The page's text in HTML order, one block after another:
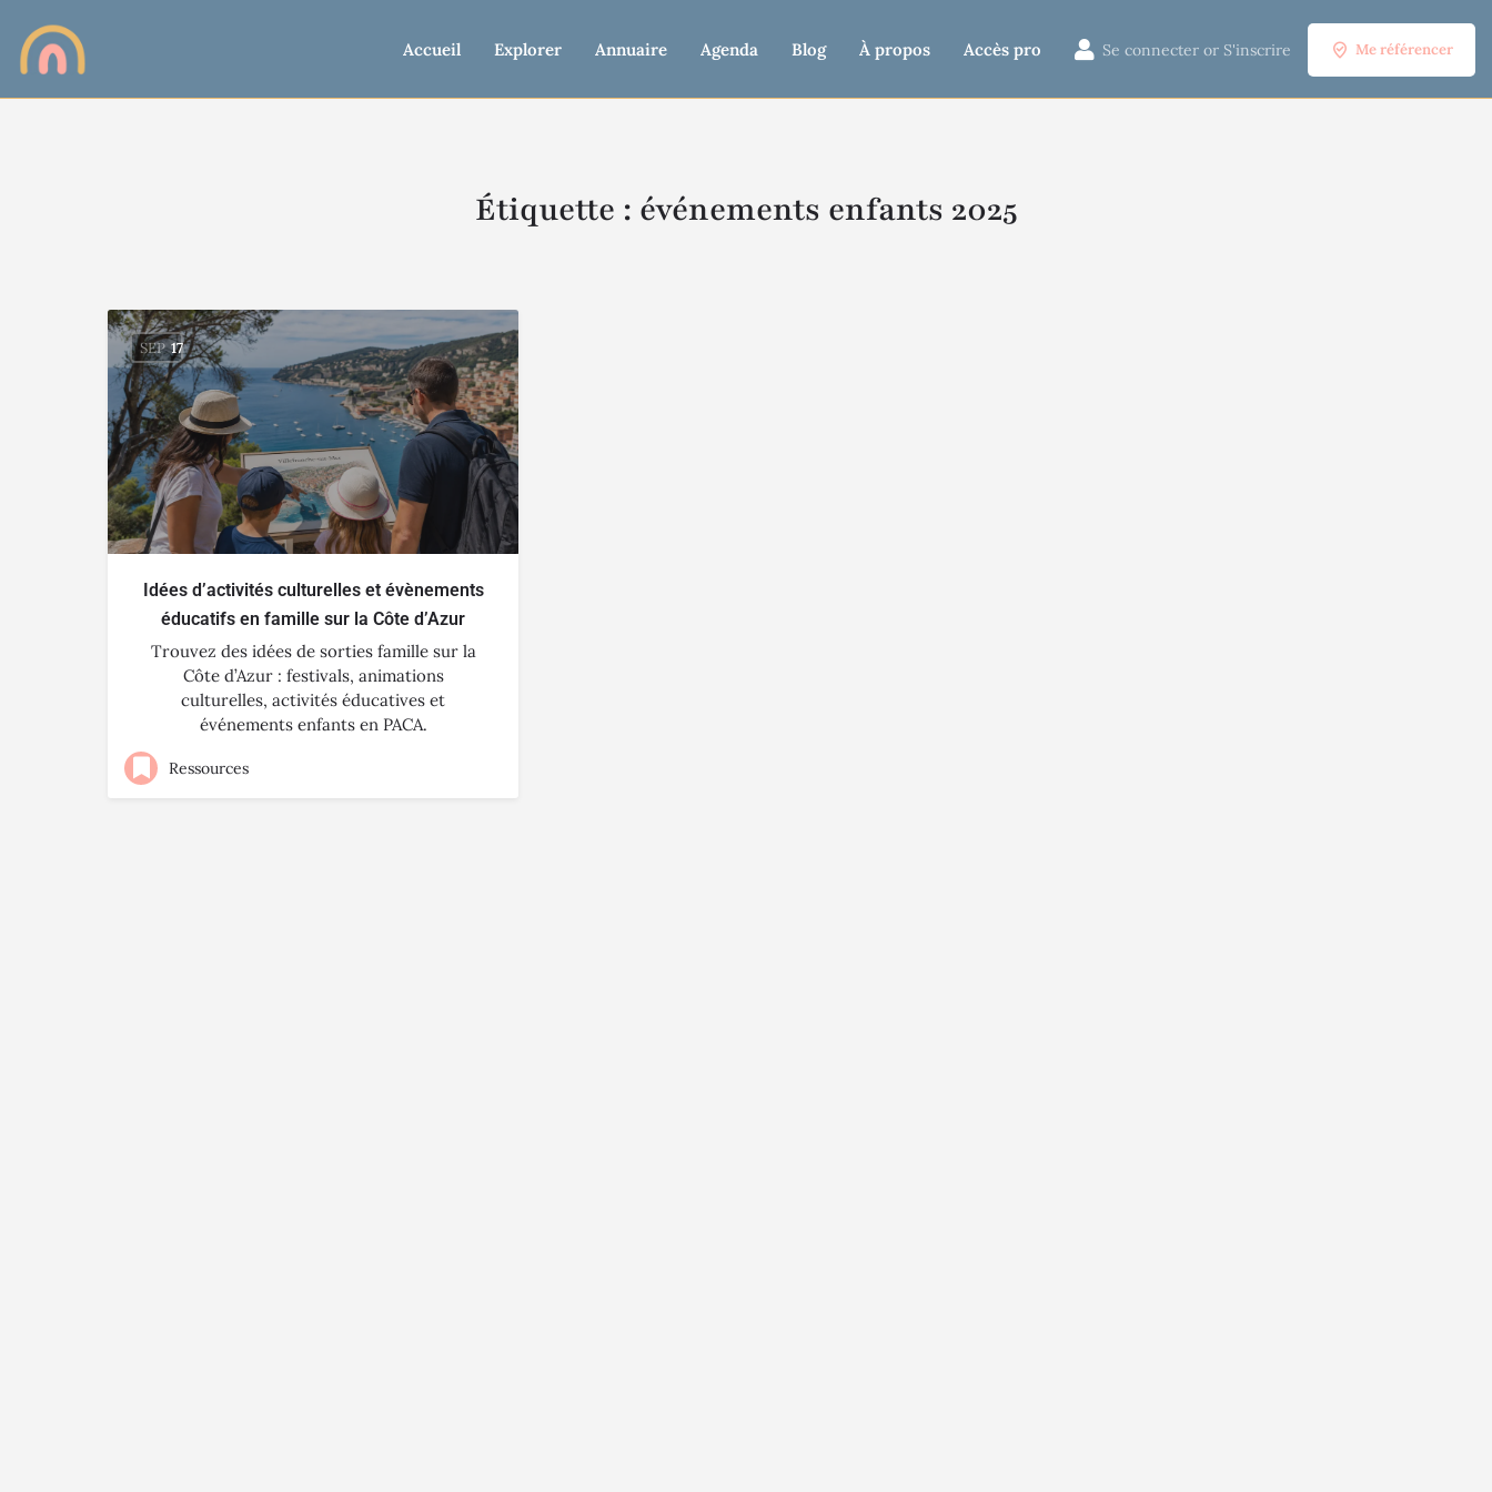
Accueil Explorer Annuaire Agenda Blog À propos Accès pro Se connecter or S'inscrire Me référencer
Étiquette : événements enfants 2025
SEP 17
Idées d’activités culturelles et évènements
éducatifs en famille sur la Côte d’Azur
Trouvez des idées de sorties famille sur la
Côte d’Azur : festivals, animations
culturelles, activités éducatives et
événements enfants en PACA.
Ressources